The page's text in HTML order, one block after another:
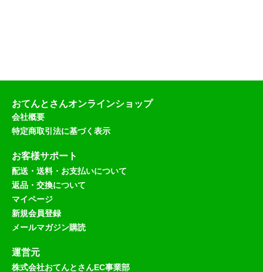
おてんとさんオンラインショップ
会社概要
特定商取引法に基づく表示
お客様サポート
配送・送料・お支払いについて
返品・交換について
マイページ
新規会員登録
メールマガジン購読
運営元
株式会社おてんとさんEC事業部